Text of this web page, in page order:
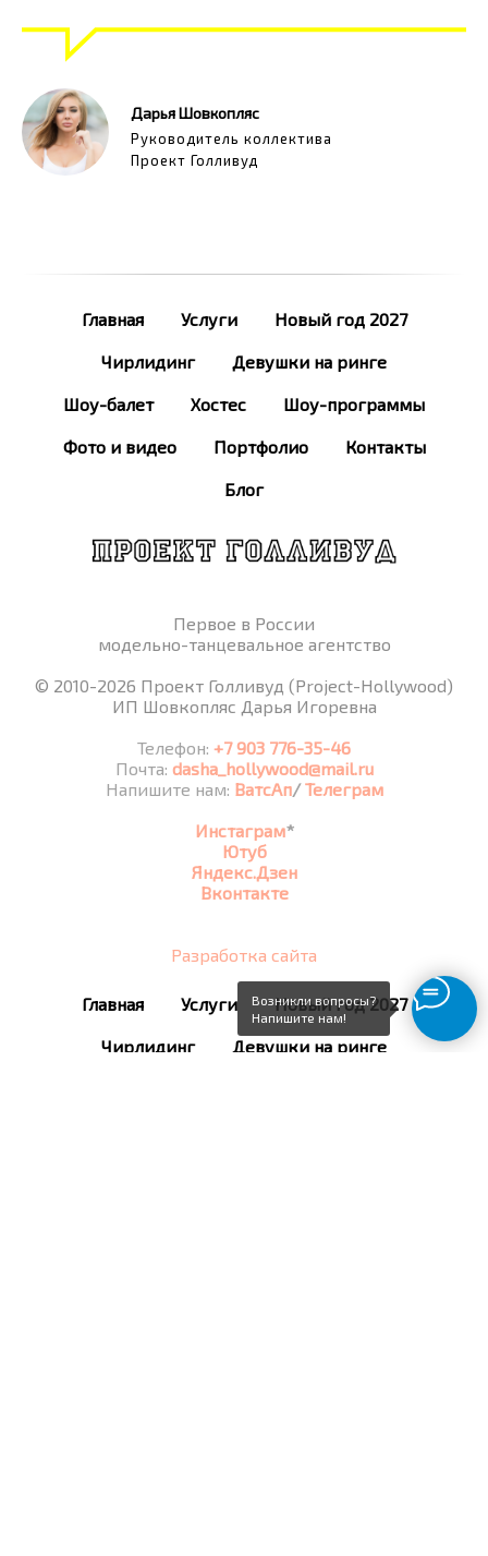
Дарья Шовкопляс
Руководитель коллектива
Проект Голливуд
Возникли вопросы?
Напишите нам!
Главная Услуги Новый год 2027
Чирлидинг Девушки на ринге
Шоу-балет Хостес Шоу-программы
Фото и видео Портфолио Контакты
Блог
Первое в России
модельно-танцевальное агентство
© 2010-2026 Проект Голливуд (Project-Hollywood)
ИП Шовкопляс Дарья Игоревна
Телефон: +7 903 776-35-46
Почта: dasha_hollywood@mail.ru
Напишите нам: ВатсАп/Телеграм
Инстаграм*
Ютуб
Яндекс.Дзен
Вконтакте
Разработка сайта
Главная Услуги Новый год 2027
Чирлидинг Девушки на ринге